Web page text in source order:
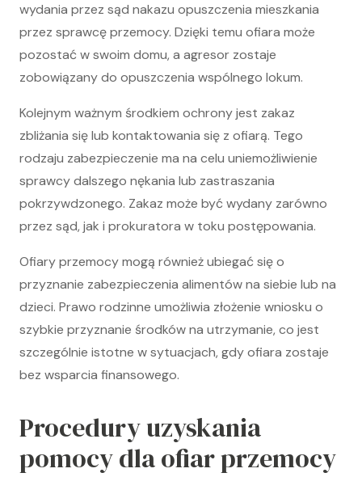
wydania przez sąd nakazu opuszczenia mieszkania
przez sprawcę przemocy. Dzięki temu ofiara może
pozostać w swoim domu, a agresor zostaje
zobowiązany do opuszczenia wspólnego lokum.
Kolejnym ważnym środkiem ochrony jest zakaz
zbliżania się lub kontaktowania się z ofiarą. Tego
rodzaju zabezpieczenie ma na celu uniemożliwienie
sprawcy dalszego nękania lub zastraszania
pokrzywdzonego. Zakaz może być wydany zarówno
przez sąd, jak i prokuratora w toku postępowania.
Ofiary przemocy mogą również ubiegać się o
przyznanie zabezpieczenia alimentów na siebie lub na
dzieci. Prawo rodzinne umożliwia złożenie wniosku o
szybkie przyznanie środków na utrzymanie, co jest
szczególnie istotne w sytuacjach, gdy ofiara zostaje
bez wsparcia finansowego.
Procedury uzyskania
pomocy dla ofiar przemocy